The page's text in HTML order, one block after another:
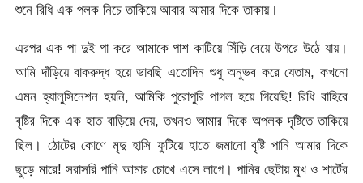
শুনে রিধি এক পলক নিচে তাকিয়ে আবার আমার দিকে তাকায়।
এরপর এক পা দুই পা করে আমাকে পাশ কাটিয়ে সিঁড়ি বেয়ে উপরে উঠে যায়।
আমি দাঁড়িয়ে বাকরুদ্ধ হয়ে ভাবছি এতোদিন শুধু অনুভব করে যেতাম, কখনো
এমন হ্যালুসিনেশন হয়নি, আমিকি পুরোপুরি পাগল হয়ে গিয়েছি! রিধি বাহিরে
বৃষ্টির দিকে এক হাত বাড়িয়ে দেয়, তখনও আমার দিকে অপলক দৃষ্টিতে তাকিয়ে
ছিল। ঠোটের কোণে মৃদু হাসি ফুটিয়ে হাতে জমানো বৃষ্টি পানি আমার দিকে
ছুড়ে মারে! সরাসরি পানি আমার চোখে এসে লাগে। পানির ছেটায় মুখ ও শার্টের